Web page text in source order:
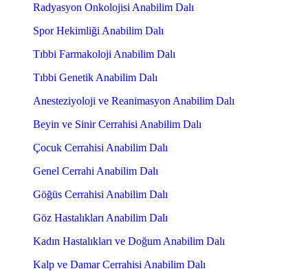
Radyasyon Onkolojisi Anabilim Dalı
Spor Hekimliği Anabilim Dalı
Tıbbi Farmakoloji Anabilim Dalı
Tıbbi Genetik Anabilim Dalı
Anesteziyoloji ve Reanimasyon Anabilim Dalı
Beyin ve Sinir Cerrahisi Anabilim Dalı
Çocuk Cerrahisi Anabilim Dalı
Genel Cerrahi Anabilim Dalı
Göğüs Cerrahisi Anabilim Dalı
Göz Hastalıkları Anabilim Dalı
Kadın Hastalıkları ve Doğum Anabilim Dalı
Kalp ve Damar Cerrahisi Anabilim Dalı